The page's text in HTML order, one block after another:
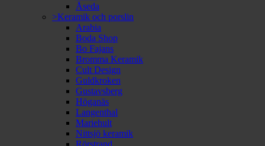
Åseda
>Keramik och porslin
Arabia
Boda Shop
Bo Fajans
Bromma Keramik
Cult Design
Guldkroken
Gustavsberg
Höganäs
Langenthal
Mariehult
Nittsjö keramik
Rörstrand